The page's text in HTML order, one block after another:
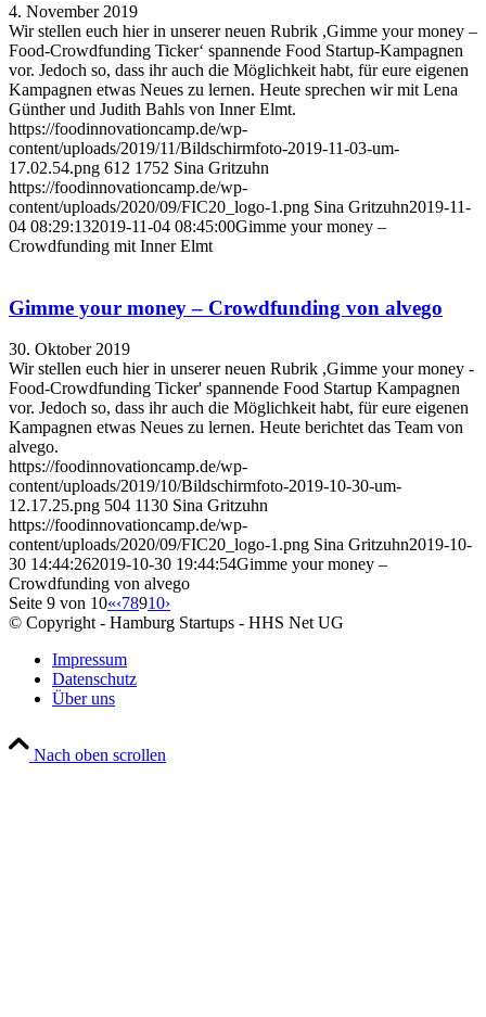
4. November 2019
Wir stellen euch hier in unserer neuen Rubrik ,Gimme your money –
Food-Crowdfunding Ticker‘ spannende Food Startup-Kampagnen
vor. Jedoch so, dass ihr auch die Möglichkeit habt, für eure eigenen
Kampagnen etwas Neues zu lernen. Heute sprechen wir mit Lena
Günther und Judith Bahls von Inner Elmt.
https://foodinnovationcamp.de/wp-
content/uploads/2019/11/Bildschirmfoto-2019-11-03-um-
17.02.54.png 612 1752 Sina Gritzuhn
https://foodinnovationcamp.de/wp-
content/uploads/2020/09/FIC20_logo-1.png Sina Gritzuhn2019-11-
04 08:29:132019-11-04 08:45:00Gimme your money –
Crowdfunding mit Inner Elmt
Gimme your money – Crowdfunding von alvego
30. Oktober 2019
Wir stellen euch hier in unserer neuen Rubrik ,Gimme your money -
Food-Crowdfunding Ticker' spannende Food Startup Kampagnen
vor. Jedoch so, dass ihr auch die Möglichkeit habt, für eure eigenen
Kampagnen etwas Neues zu lernen. Heute berichtet das Team von
alvego.
https://foodinnovationcamp.de/wp-
content/uploads/2019/10/Bildschirmfoto-2019-10-30-um-
12.17.25.png 504 1130 Sina Gritzuhn
https://foodinnovationcamp.de/wp-
content/uploads/2020/09/FIC20_logo-1.png Sina Gritzuhn2019-10-
30 14:44:262019-10-30 19:44:54Gimme your money –
Crowdfunding von alvego
Seite 9 von 10«‹78910›
© Copyright - Hamburg Startups - HHS Net UG
Impressum
Datenschutz
Über uns
Nach oben scrollen